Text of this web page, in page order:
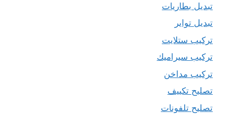
تبديل بطاريات
تبديل تواير
تركيب ستلايت
تركيب سيراميك
تركيب مداخن
تصليح تكييف
تصليح تلفونات